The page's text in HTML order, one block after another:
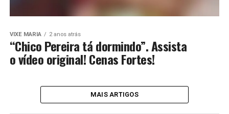
VIXE MARIA 2 anos atrás
“Chico Pereira tá dormindo”. Assista
o vídeo original! Cenas Fortes!
MAIS ARTIGOS